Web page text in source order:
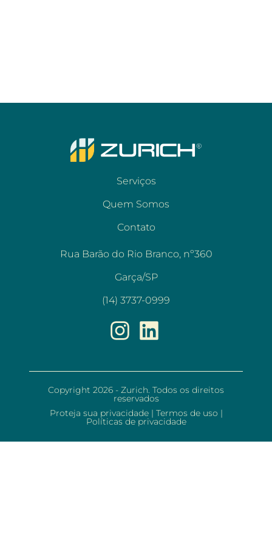
Serviços
Quem Somos
Contato
Rua Barão do Rio Branco, nº360
Garça/SP
(14) 3737-0999
Copyright 2026 - Zurich. Todos os direitos
reservados
Proteja sua privacidade | Termos de uso |
Políticas de privacidade